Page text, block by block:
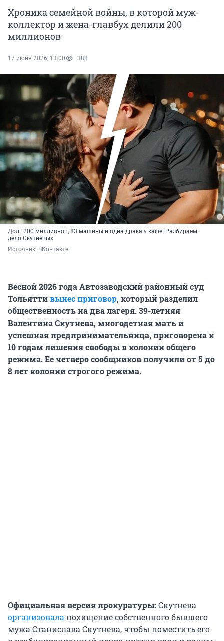
Хроника семейной войны, в которой муж-
коллектор и жена-главбух делили 200
миллионов
17 июня 2026, 13:00 388
Долг 200 миллионов, 83 машины и одна драка у кафе. Разбираем
дело Скутневых
Источник: ВКонтакте
Весной 2026 года Автозаводский районный суд
Тольяттивынес приговор, который разделил
общественность на два лагеря. 39-летняя
Валентина Скутнева, многодетная мать и
успешная предпринимательница, приговорена к
10 годам лишения свободы в колонии общего
режима. Ее четверо сообщников получили от 5 до
8 лет колонии строгого режима.
Официальная версия прокуратуры: Скутнева
организовалапохищение собственного бывшего
мужа Станислава Скутнева, чтобы поместить его